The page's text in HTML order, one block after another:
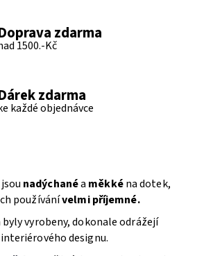
zdarma
1500.-Kč
zdarma
každé objednávce
jsou nadýchanéa měkkéna dotek,
používánívelmi příjemné.
byly vyrobeny, dokonale odrážejí
designu.